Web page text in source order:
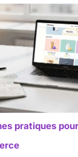
pratiques